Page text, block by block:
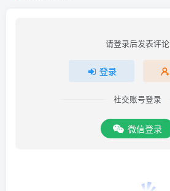
请登录后发表评论
登录
社交账号登录
微信登录